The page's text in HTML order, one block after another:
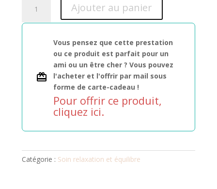
Global
1h15)
Ajouter au panier
Vous pensez que cette prestation
ou ce produit est parfait pour un
ami ou un être cher ? Vous pouvez
l'acheter et l'offrir par mail sous
forme de carte-cadeau !
Pour offrir ce produit,
cliquez ici.
Catégorie : Soin relaxation et équilibre